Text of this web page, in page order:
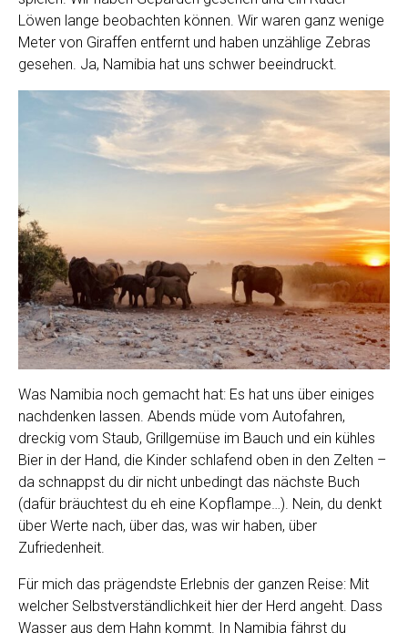
Löwen lange beobachten können. Wir waren ganz wenige
Meter von Giraffen entfernt und haben unzählige Zebras
gesehen. Ja, Namibia hat uns schwer beeindruckt.
Was Namibia noch gemacht hat: Es hat uns über einiges
nachdenken lassen. Abends müde vom Autofahren,
dreckig vom Staub, Grillgemüse im Bauch und ein kühles
Bier in der Hand, die Kinder schlafend oben in den Zelten –
da schnappst du dir nicht unbedingt das nächste Buch
(dafür bräuchtest du eh eine Kopflampe…). Nein, du denkt
über Werte nach, über das, was wir haben, über
Zufriedenheit.
Für mich das prägendste Erlebnis der ganzen Reise: Mit
welcher Selbstverständlichkeit hier der Herd angeht. Dass
Wasser aus dem Hahn kommt. In Namibia fährst du